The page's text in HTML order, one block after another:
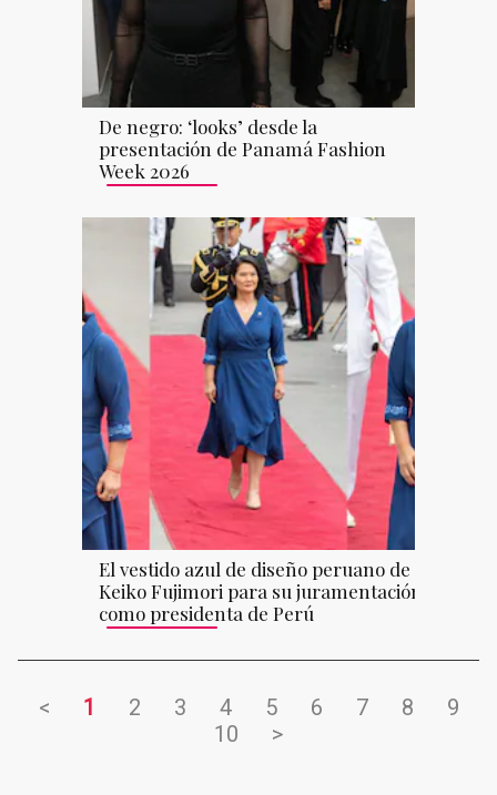
De negro: ‘looks’ desde la
presentación de Panamá Fashion
Week 2026
El vestido azul de diseño peruano de
Keiko Fujimori para su juramentación
como presidenta de Perú
< 1 2 3 4 5 6 7 8
9
10
>